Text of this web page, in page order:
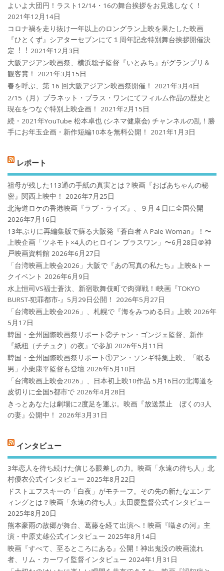
よいよ大団円！ラスト12/14・16の舞台挨拶をお見逃しなく！
2021年12月14日
コロナ禍を⾛り抜け⼀年以上のロングラン上映を果たした映画
『ひとくず』シアターセブンにて１周年記念特別舞台挨拶開催決
定︕︕ 2021年12月3日
大阪アジアン映画祭、横浜聡子監督『いとみち』がグランプリ＆
観客賞！
2021年3月15日
春を呼ぶ、第 16 回大阪アジアン映画祭開催！
2021年3月4日
2/15（月）プラネット・プラス・ワンにてフィルム作品の歴史と
現在をつなぐ特別上映企画！
2021年2月15日
続・2021年YouTube 松本卓也 (シネマ健康会) チャンネルの乱！勝
手にお年玉企画・新作短編10本を無料公開！
2021年1月3日
レポート
祖母が残した113通の手紙の真実とは？映画『おばあちゃんの秘
密』関西上映中！
2026年7月25日
北海道ロケの香港映画『ラブ・ライズ』、９月４日に全国公開
2026年7月16日
13年ぶりに再編集版で蘇る大阪発『蒼白者 A Pale Woman』！〜
上映企画「ツネモト×4人のヒロイン プラスワン」〜6月28日＠神
戸映画資料館 2026年6月27日
「台湾映画上映会2026」大阪で『あの写真の私たち』上映&トー
クイベント 2026年6月9日
水上恒司VS福士蒼汰、新宿歌舞伎町で肉弾戦！!映画『TOKYO
BURST-犯罪都市-』5月29日公開！
2026年5月27日
「台湾映画上映会2026」、札幌で『海をみつめる日』上映 2026年
5月17日
韓国・全州国際映画祭リポート②チャン・ゴンジェ監督、新作
『紙杻（チチュク）の夜』で参加 2026年5月11日
韓国・全州国際映画祭リポート①アン・ソンギ特集上映、「眠る
男」小栗康平監督も登壇 2026年5月10日
「台湾映画上映会2026」、日本初上映10作品 5月16日の北海道を
皮切りに全国5都市で 2026年4月28日
きっとあなたは劇場に2度足を運ぶ。映画『放送禁止 ぼくの3人
の妻』公開中！
2026年3月31日
インタビュー
3年恋人を待ち続けた信じる眼差しの力。映画「永遠の待ち人」北
村優衣公式インタビュー 2025年8月22日
ドストエフスキーの「白夜」がモチーフ。その先の新たなエンデ
ィングとは？映画「永遠の待ち人」太田慶監督公式インタビュー
2025年8月20日
熊本豪雨の故郷が舞台、葛藤を経て出演へ！映画『囁きの河』主
演・中原丈雄公式インタビュー 2025年8月14日
映画『すべて、至るところにある』公開！神出鬼没の映画流れ
者、リム・カーワイ監督インタビュー 2024年1月31日